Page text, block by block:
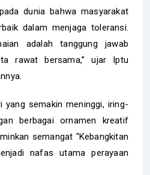
dunia bahwa masyarakat
dalam menjaga toleransi.
adalah tanggung jawab
rawat bersama,” ujar Iptu
yang semakin meninggi, iring-
berbagai ornamen kreatif
semangat "Kebangkitan
nafas utama perayaan